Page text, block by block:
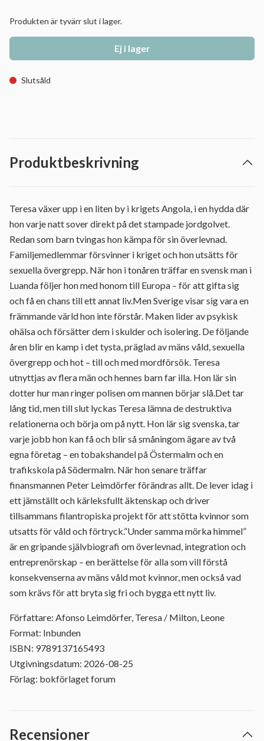
Produkten är tyvärr slut i lager.
Ej i lager
Slutsåld
Produktbeskrivning
Teresa växer upp i en liten by i krigets Angola, i en hydda där
hon varje natt sover direkt på det stampade jordgolvet.
Redan som barn tvingas hon kämpa för sin överlevnad.
Familjemedlemmar försvinner i kriget och hon utsätts för
sexuella övergrepp. När hon i tonåren träffar en svensk man i
Luanda följer hon med honom till Europa – för att gifta sig
och få en chans till ett annat liv.Men Sverige visar sig vara en
främmande värld hon inte förstår. Maken lider av psykisk
ohälsa och försätter dem i skulder och isolering. De följande
åren blir en kamp i det tysta, präglad av mäns våld, sexuella
övergrepp och hot – till och med mordförsök. Teresa
utnyttjas av flera män och hennes barn far illa. Hon lär sin
dotter hur man ringer polisen om mannen börjar slå.Det tar
lång tid, men till slut lyckas Teresa lämna de destruktiva
relationerna och börja om på nytt. Hon lär sig svenska, tar
varje jobb hon kan få och blir så småningom ägare av två
egna företag – en tobakshandel på Östermalm och en
trafikskola på Södermalm. När hon senare träffar
finansmannen Peter Leimdörfer förändras allt. De lever idag i
ett jämställt och kärleksfullt äktenskap och driver
tillsammans filantropiska projekt för att stötta kvinnor som
utsatts för våld och förtryck.”Under samma mörka himmel”
är en gripande självbiografi om överlevnad, integration och
entreprenörskap – en berättelse för alla som vill förstå
konsekvenserna av mäns våld mot kvinnor, men också vad
som krävs för att bryta sig fri och bygga ett nytt liv.
Författare: Afonso Leimdörfer, Teresa / Milton, Leone
Format: Inbunden
ISBN: 9789137165493
Utgivningsdatum: 2026-08-25
Förlag: bokförlaget forum
Recensioner